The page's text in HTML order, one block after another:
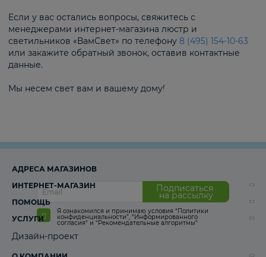
Если у вас остались вопросы, свяжитесь с
менеджерами интернет-магазина люстр и
светильников «ВамСвет» по телефону 8 (495) 154-10-63
или закажите обратный звонок, оставив контактные
данные.
Мы несем свет вам и вашему дому!
Подписаться
на рассылку
Я ознакомился и принимаю условия “Политики
конфиденциальности”, “Информированного
согласия“ и “Рекомендательные алгоритмы“
АДРЕСА МАГАЗИНОВ
ИНТЕРНЕТ-МАГАЗИН
ПОМОЩЬ
УСЛУГИ
Дизайн-проект